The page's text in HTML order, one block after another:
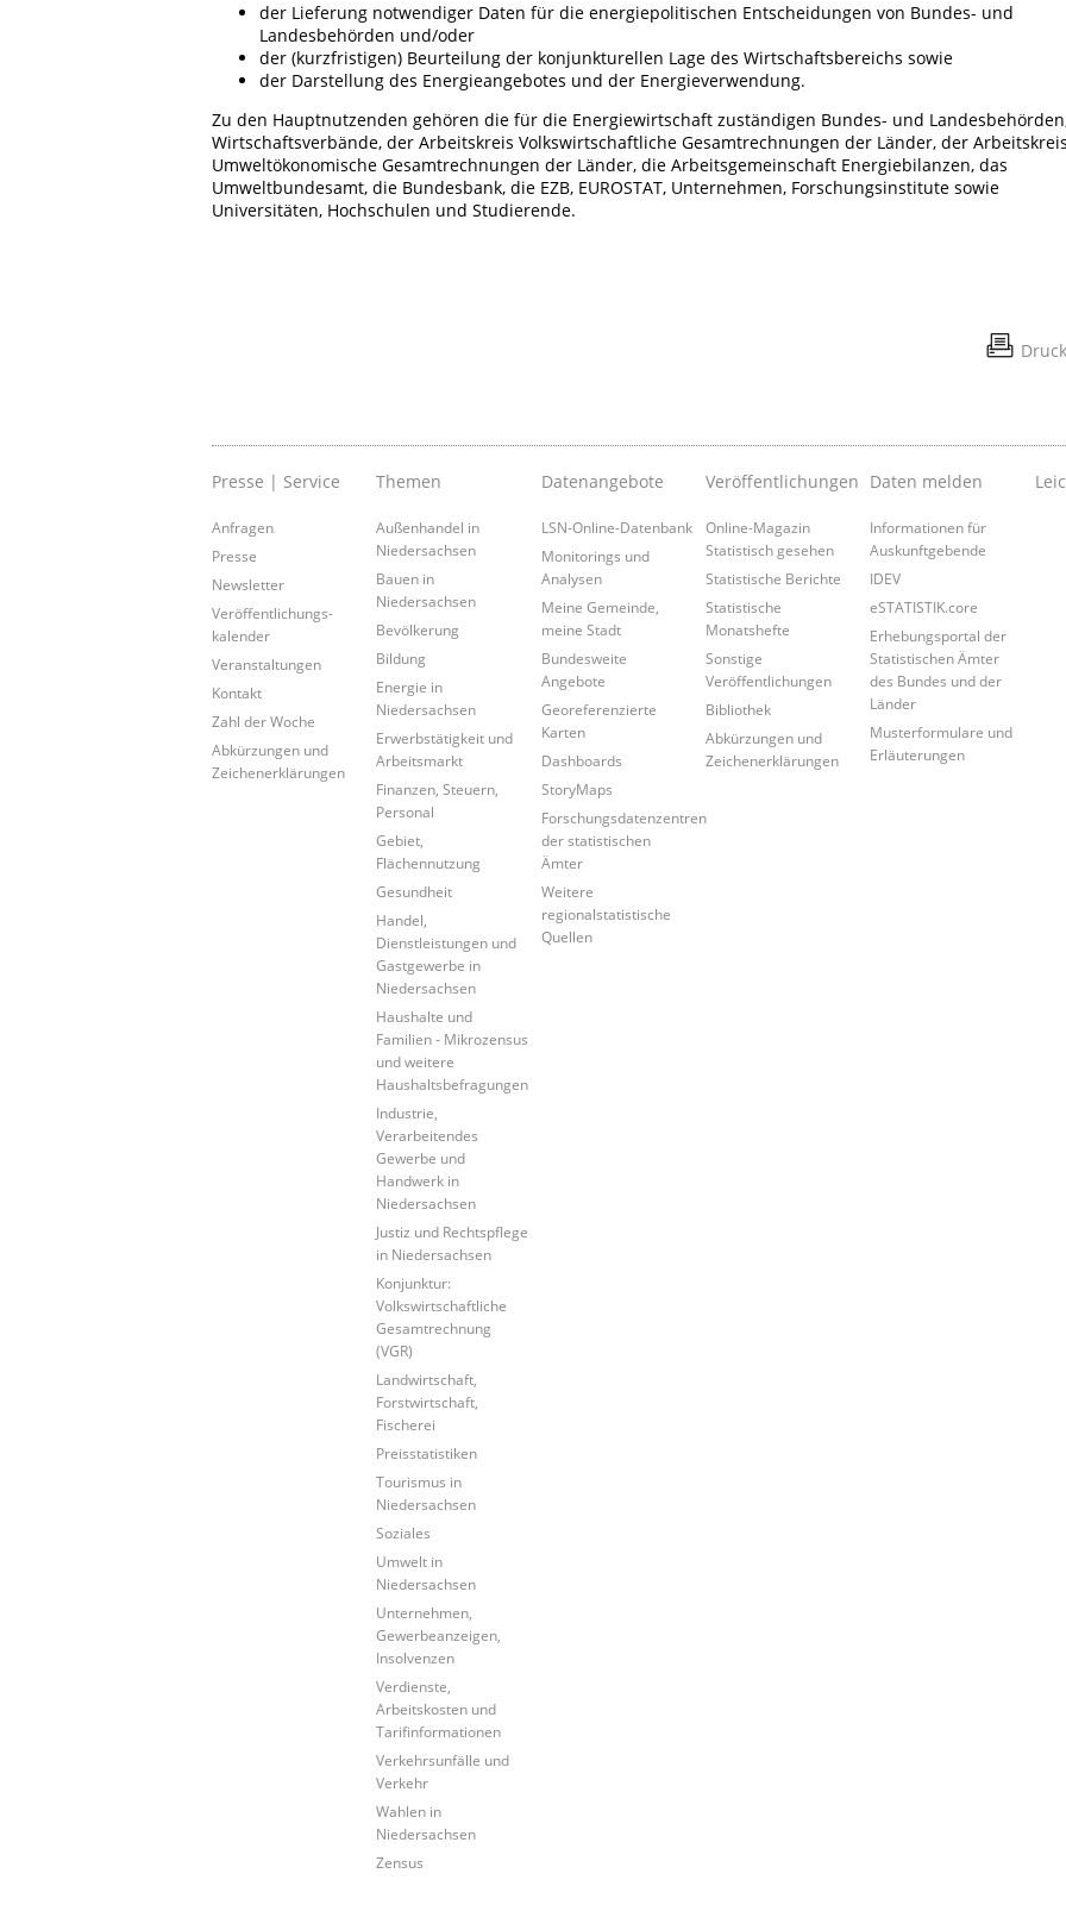
der Lieferung notwendiger Daten für die energiepolitischen Entscheidungen von Bundes- und
Landesbehörden und/oder
der (kurzfristigen) Beurteilung der konjunkturellen Lage des Wirtschaftsbereichs sowie
der Darstellung des Energieangebotes und der Energieverwendung.
Zu den Hauptnutzenden gehören die für die Energiewirtschaft zuständigen Bundes- und
Wirtschaftsverbände, der Arbeitskreis Volkswirtschaftliche Gesamtrechnungen der Länder, der Arbeitskreis
Umweltökonomische Gesamtrechnungen der Länder, die Arbeitsgemeinschaft Energiebilanzen, das
Umweltbundesamt, die Bundesbank, die EZB, EUROSTAT, Unternehmen, Forschungsinstitute sowie
Universitäten, Hochschulen und Studierende.
Presse | Service
Anfragen
Presse
Newsletter
Veröffentlichungs-
kalender
Veranstaltungen
Kontakt
Zahl der Woche
Abkürzungen und
Zeichenerklärungen
Themen
Außenhandel in
Niedersachsen
Bauen in
Niedersachsen
Bevölkerung
Bildung
Energie in
Niedersachsen
Erwerbstätigkeit und
Arbeitsmarkt
Finanzen, Steuern,
Personal
Gebiet,
Flächennutzung
Gesundheit
Handel,
Dienstleistungen und
Gastgewerbe in
Niedersachsen
Haushalte und
Familien - Mikrozensus
und weitere
Haushaltsbefragungen
Industrie,
Verarbeitendes
Gewerbe und
Handwerk in
Niedersachsen
Justiz und Rechtspflege
in Niedersachsen
Konjunktur:
Volkswirtschaftliche
Gesamtrechnung
(VGR)
Landwirtschaft,
Forstwirtschaft,
Fischerei
Preisstatistiken
Tourismus in
Niedersachsen
Soziales
Umwelt in
Niedersachsen
Unternehmen,
Gewerbeanzeigen,
Insolvenzen
Verdienste,
Arbeitskosten und
Tarifinformationen
Verkehrsunfälle und
Verkehr
Wahlen in
Niedersachsen
Zensus
Datenangebote
LSN-Online-Datenbank
Monitorings und
Analysen
Meine Gemeinde,
meine Stadt
Bundesweite
Angebote
Georeferenzierte
Karten
Dashboards
StoryMaps
Forschungsdatenzentren
der statistischen
Ämter
Weitere
regionalstatistische
Quellen
Veröffentlichungen
Online-Magazin
Statistisch gesehen
Statistische Berichte
Statistische
Monatshefte
Sonstige
Veröffentlichungen
Bibliothek
Abkürzungen und
Zeichenerklärungen
Daten melden
Informationen für
Auskunftgebende
IDEV
eSTATISTIK.core
Erhebungsportal der
Statistischen Ämter
des Bundes und der
Länder
Musterformulare und
Erläuterungen